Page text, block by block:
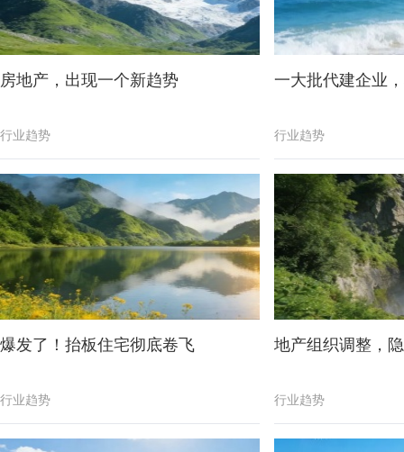
房地产，出现一个新趋势
行业趋势
一大批代建企业
行业趋势
爆发了！抬板住宅彻底卷飞
行业趋势
地产组织调整，
行业趋势